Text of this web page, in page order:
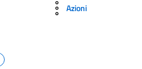
Azioni